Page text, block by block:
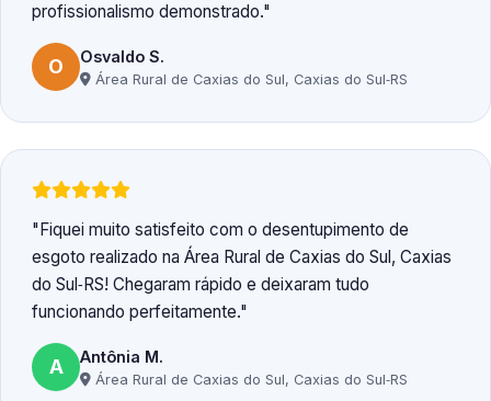
profissionalismo demonstrado.
O Osvaldo S.
Área Rural de Caxias do Sul, Caxias do Sul‑RS
Fiquei muito satisfeito com o desentupimento de
esgoto realizado na Área Rural de Caxias do Sul, Caxias
do Sul‑RS! Chegaram rápido e deixaram tudo
funcionando perfeitamente.
A Antônia M.
Área Rural de Caxias do Sul, Caxias do Sul‑RS